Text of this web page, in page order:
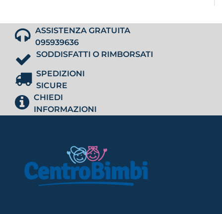
ASSISTENZA GRATUITA
095939636
SODDISFATTI O RIMBORSATI
SPEDIZIONI
SICURE
CHIEDI
INFORMAZIONI